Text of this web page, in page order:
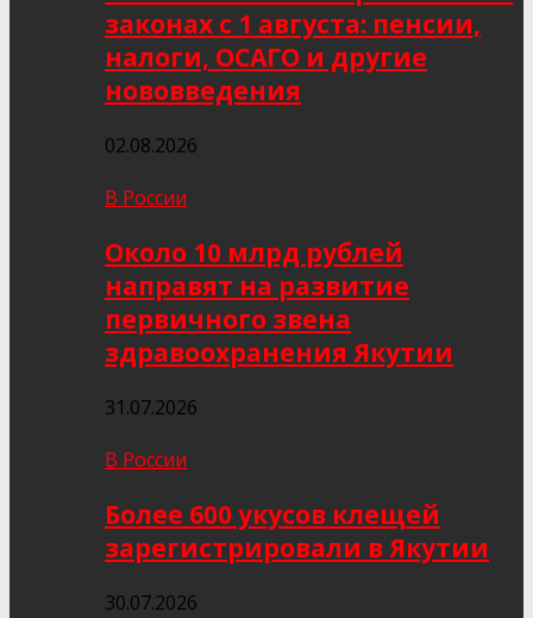
законах с 1 августа: пенсии,
налоги, ОСАГО и другие
нововведения
02.08.2026
В России
Около 10 млрд рублей
направят на развитие
первичного звена
здравоохранения Якутии
31.07.2026
В России
Более 600 укусов клещей
зарегистрировали в Якутии
30.07.2026